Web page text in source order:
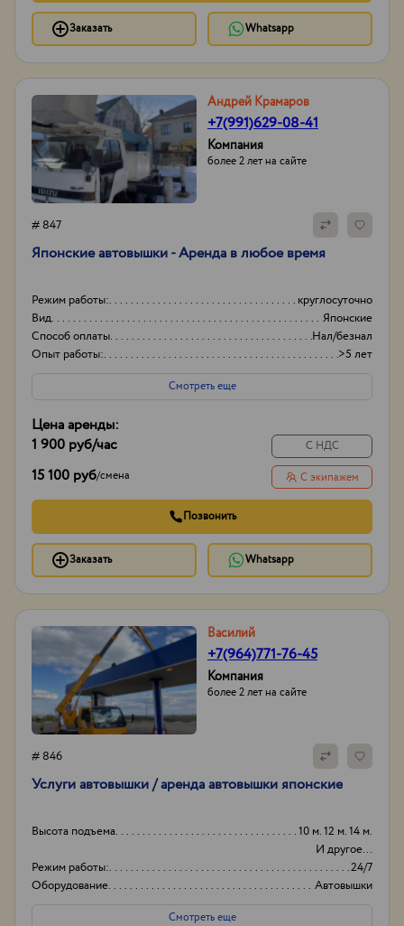
Заказать Whatsapp
Андрей Крамаров
+7(991)629-08-41
Компания
более 2 лет на сайте
# 847
Японские автовышки - Аренда в любое время
Режим работы:
круглосуточно
Вид
Японские
Способ оплаты
Нал/безнал
Опыт работы:
>5 лет
Смотреть еще
Цена аренды:
1 900 руб/час
15 100 руб/смена
С НДС
С экипажем
Позвонить
Заказать Whatsapp
Василий
+7(964)771-76-45
Компания
более 2 лет на сайте
# 846
Услуги автовышки / аренда автовышки японские
Высота подъема
10 м. 12 м. 14 м.
И другое...
Режим работы:
24/7
Оборудование
Автовышки
Вид
Японские
Смотреть еще